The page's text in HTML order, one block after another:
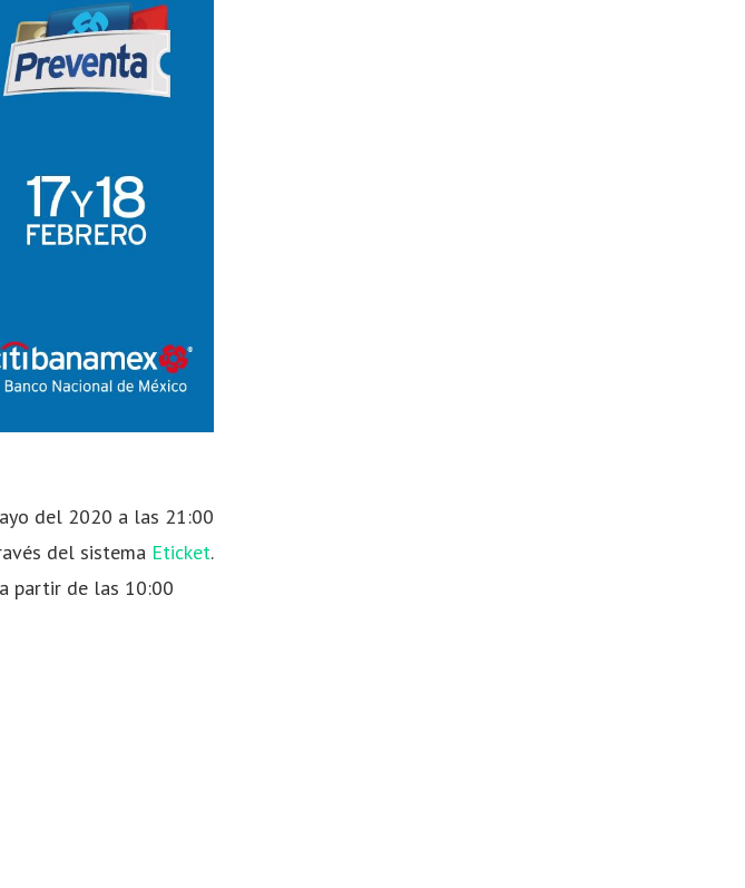
del 2020 a las 21:00
del sistema Eticket.
partir de las 10:00